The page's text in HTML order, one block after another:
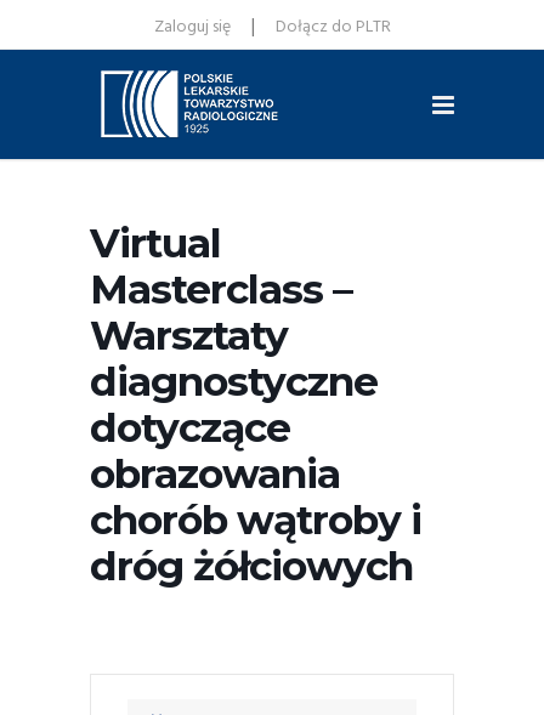
Zaloguj się | Dołącz do PLTR
Virtual
Masterclass –
Warsztaty
diagnostyczne
dotyczące
obrazowania
chorób wątroby i
dróg żółciowych